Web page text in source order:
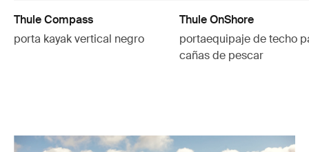
Thule Compass
porta kayak vertical negro
Thule OnShore
portaequipaje de techo
cañas de pescar